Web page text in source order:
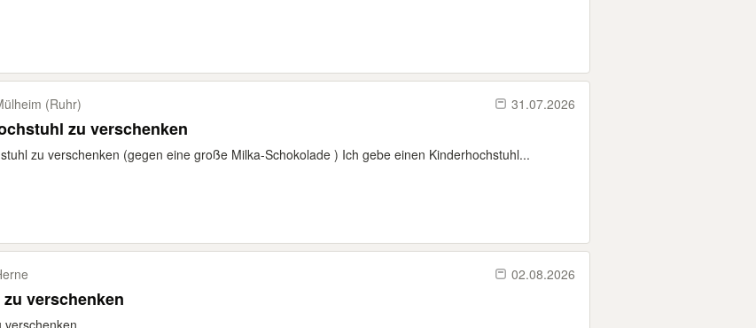
(Ruhr) 31.07.2026
zu verschenken
zu verschenken (gegen eine große Milka-Schokolade ) Ich gebe einen Kinderhochstuhl...
02.08.2026
verschenken
verschenken